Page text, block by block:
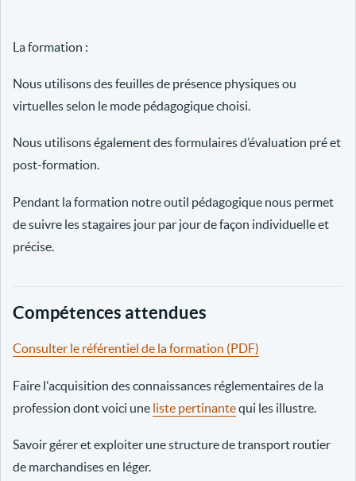
La formation :
Nous utilisons des feuilles de présence physiques ou
virtuelles selon le mode pédagogique choisi.
Nous utilisons également des formulaires d’évaluation pré et
post-formation.
Pendant la formation notre outil pédagogique nous permet
de suivre les stagaires jour par jour de façon individuelle et
précise.
Compétences attendues
Consulter le référentiel de la formation (PDF)
Faire l'acquisition des connaissances réglementaires de la
profession dont voici une liste pertinantequi les illustre.
Savoir gérer et exploiter une structure de transport routier
de marchandises en léger.